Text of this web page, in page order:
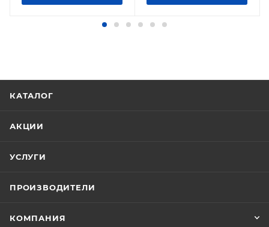
КАТАЛОГ
АКЦИИ
УСЛУГИ
ПРОИЗВОДИТЕЛИ
КОМПАНИЯ